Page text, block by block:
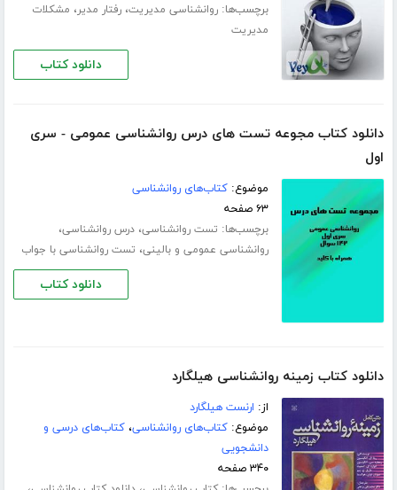
برچسب‌ها:روانشناسی مدیریت،رفتار مدیر، مشکلات
مدیریت
دانلود کتاب
دانلود کتاب مجوعه تست های درس روانشناسی عمومی - سری
اول
موضوع:کتاب‌های روانشناسی
۶۳ صفحه
برچسب‌ها: تست روانشناسی،درس روانشناسی،
روانشناسی عمومی و بالینی، تست روانشناسی با جواب
دانلود کتاب
دانلود کتاب زمینه روانشناسی هیلگارد
از: ارنست هیلگارد
موضوع:کتاب‌های روانشناسی،کتاب‌های درسی و
دانشجویی
۳۴۰ صفحه